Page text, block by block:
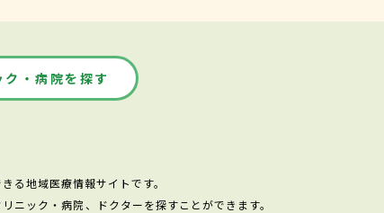
ク・病院を探す
る地域医療情報サイトです。
ック・病院、ドクターを探すことができます。